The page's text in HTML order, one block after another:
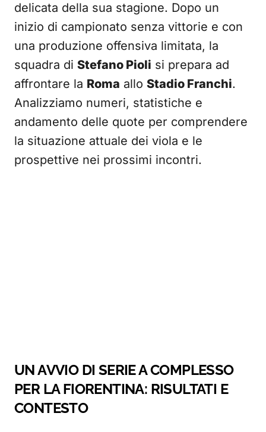
delicata della sua stagione. Dopo un
inizio di campionato senza vittorie e con
una produzione offensiva limitata, la
squadra di Stefano Pioli si prepara ad
affrontare la Roma allo Stadio Franchi.
Analizziamo numeri, statistiche e
andamento delle quote per comprendere
la situazione attuale dei viola e le
prospettive nei prossimi incontri.
UN AVVIO DI SERIE A COMPLESSO
PER LA FIORENTINA: RISULTATI E
CONTESTO